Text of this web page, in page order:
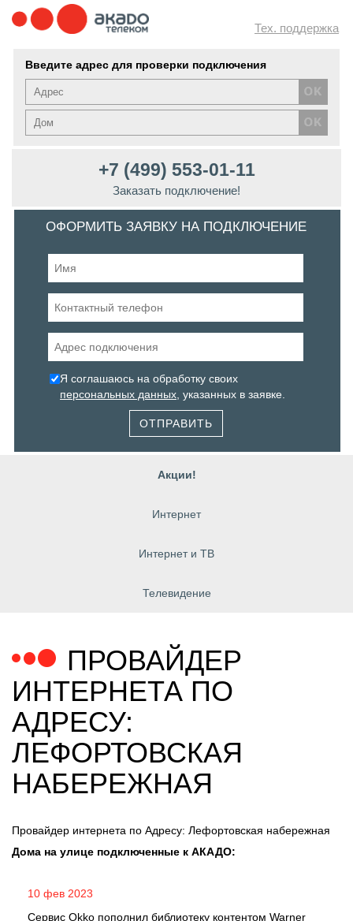
Тех. поддержка
Введите адрес для проверки подключения
+7 (499) 553-01-11
Заказать подключение!
ОФОРМИТЬ ЗАЯВКУ НА ПОДКЛЮЧЕНИЕ
Я соглашаюсь на обработку своих
персональных данных , указанных в заявке.
ОТПРАВИТЬ
Акции!
Интернет
Интернет и ТВ
Телевидение
ПРОВАЙДЕР
ИНТЕРНЕТА ПО
АДРЕСУ:
ЛЕФОРТОВСКАЯ
НАБЕРЕЖНАЯ
Провайдер интернета по Адресу: Лефортовская набережная
Дома на улице подключенные к АКАДО:
10 фев 2023
Сервис Okko пополнил библиотеку контентом Warner